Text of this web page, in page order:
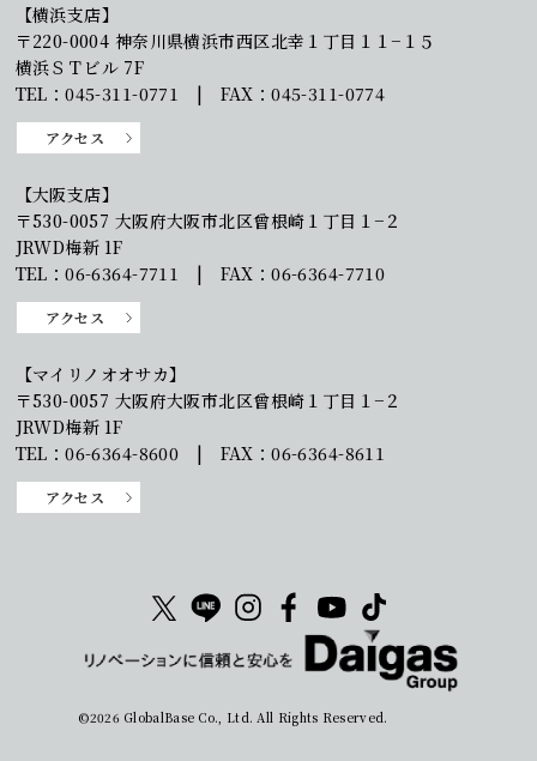
【横浜支店】
〒220-0004 神奈川県横浜市西区北幸１丁目１１−１５
横浜ＳＴビル 7F
TEL：045-311-0771 | FAX：045-311-0774
アクセス
【大阪支店】
〒530-0057 大阪府大阪市北区曾根崎１丁目１−２
JRWD梅新 1F
TEL：06-6364-7711 | FAX：06-6364-7710
アクセス
【マイリノオオサカ】
〒530-0057 大阪府大阪市北区曾根崎１丁目１−２
JRWD梅新 1F
TEL：06-6364-8600 | FAX：06-6364-8611
アクセス
©2026 GlobalBase Co., Ltd. All Rights Reserved.